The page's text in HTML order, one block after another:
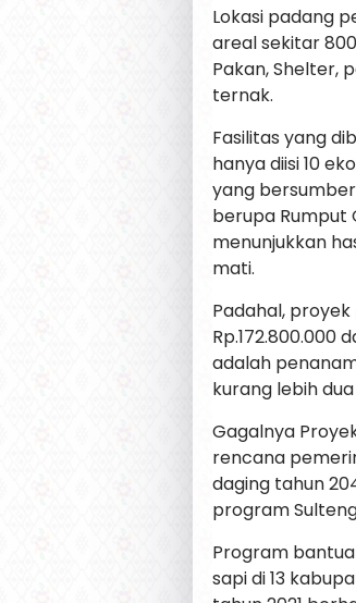
Lokasi padang
areal sekitar
Pakan, Shelter,
ternak.
Fasilitas yang
hanya diisi 10
yang
berupa
menunjukkan
mati.
Padahal,
Rp.172.800.000
adalah
kurang lebih
Gagalnya
rencana
daging tahun
program
Program
sapi di 13